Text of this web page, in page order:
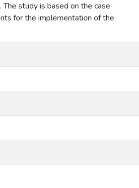
study is based on the case
for the implementation of the